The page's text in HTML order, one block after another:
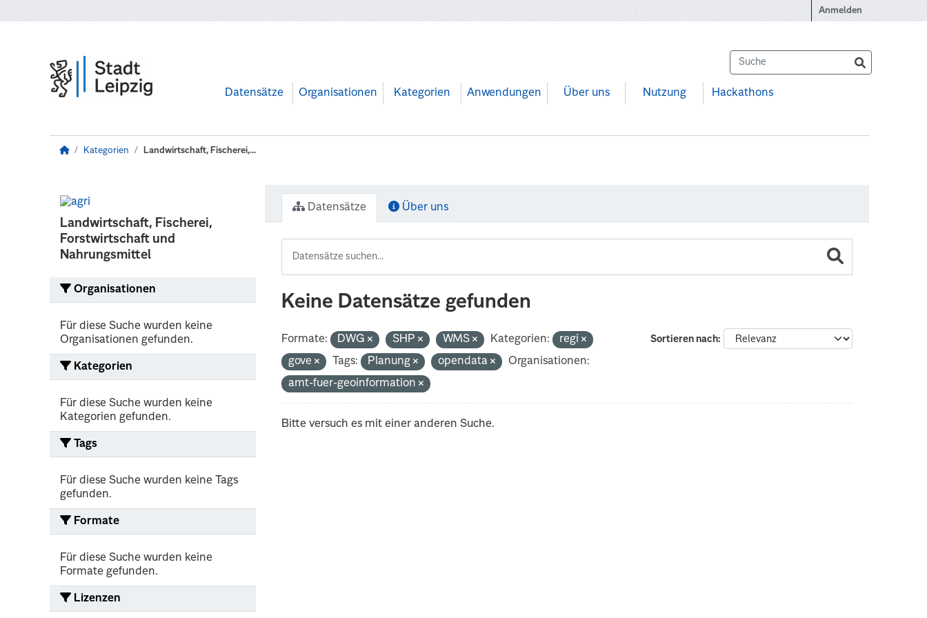
Anmelden
Datensätze Organisationen Kategorien Anwendungen Über uns Nutzung Hackathons
Kategorien Landwirtschaft, Fischerei,...
Landwirtschaft, Fischerei,
Forstwirtschaft und
Nahrungsmittel
Organisationen
Für diese Suche wurden keine
Organisationen gefunden.
Kategorien
Für diese Suche wurden keine
Kategorien gefunden.
Tags
Für diese Suche wurden keine Tags
gefunden.
Formate
Für diese Suche wurden keine
Formate gefunden.
Lizenzen
Datensätze Über uns
Keine Datensätze gefunden
Sortieren nach
Formate: DWG SHP WMS Kategorien:
regi
gove
Tags: Planung opendata
Organisationen:
amt-fuer-geoinformation
Bitte versuch es mit einer anderen Suche.